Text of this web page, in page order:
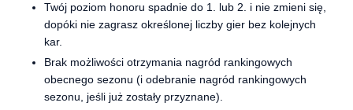
Twój poziom honoru spadnie do 1. lub 2. i nie zmieni się,
dopóki nie zagrasz określonej liczby gier bez kolejnych
kar.
Brak możliwości otrzymania nagród rankingowych
obecnego sezonu (i odebranie nagród rankingowych
sezonu, jeśli już zostały przyznane).